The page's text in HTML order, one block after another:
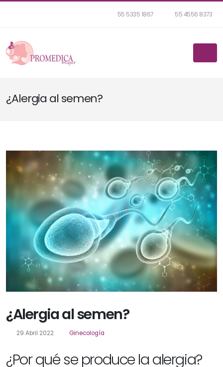
55 5335 1867 55 4556 8373
¿Alergia al semen?
¿Alergia al semen?
29 Abril 2022 Ginecología
¿Por qué se produce la alergia?